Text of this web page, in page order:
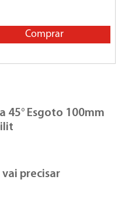
Comprar
45° Esgoto 100mm
precisar